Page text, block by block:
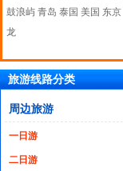
鼓浪屿 青岛 泰国 美国 东京
龙
旅游线路分类
周边旅游
一日游
二日游